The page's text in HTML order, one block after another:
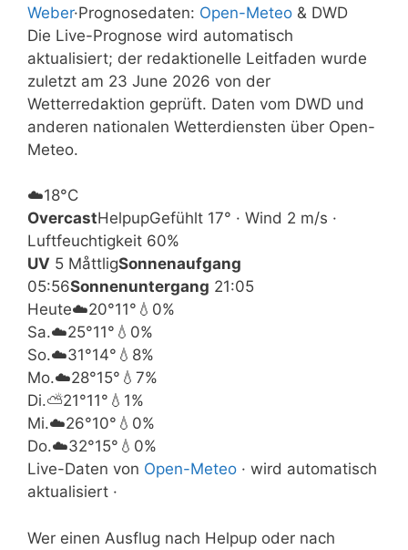
Weber·Prognosedaten: Open-Meteo & DWD
Die Live-Prognose wird automatisch
aktualisiert; der redaktionelle Leitfaden wurde
zuletzt am 23 June 2026 von der
Wetterredaktion geprüft. Daten vom DWD und
anderen nationalen Wetterdiensten über Open-
Meteo.
☁️18°C
OvercastHelpupGefühlt 17° · Wind 2 m/s ·
Luftfeuchtigkeit 60%
UV 5 MåttligSonnenaufgang
05:56Sonnenuntergang 21:05
Heute☁️20°11° 💧0%
Sa.☁️25°11° 💧0%
So.☁️31°14° 💧8%
Mo.☁️28°15° 💧7%
Di.⛅21°11° 💧1%
Mi.☁️26°10° 💧0%
Do.☁️32°15° 💧0%
Live-Daten von Open-Meteo · wird automatisch
aktualisiert ·
Wer einen Ausflug nach Helpup oder nach